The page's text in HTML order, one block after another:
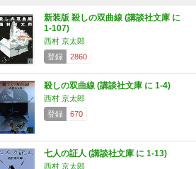
新装版 殺しの双曲線 (講談社文庫 に
1-107)
西村 京太郎
登録
2860
殺しの双曲線 (講談社文庫 に 1-4)
西村 京太郎
登録
670
七人の証人 (講談社文庫 に 1-13)
西村 京太郎